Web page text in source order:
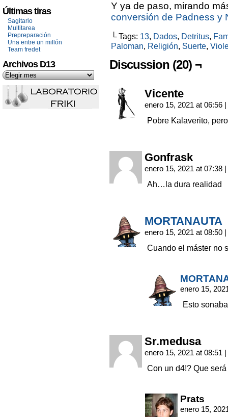
Últimas tiras
Sagitario
Multitarea
Prepreparación
Una entre un millón
Team fredet
Archivos D13
Y ya de paso, mirando
conversión de Padness y
└ Tags: 13, Dados, Detritus,
Paloman, Religión, Suerte,
Discussion (20) ¬
Vicente
enero 15, 2021 at 06:56 |
Pobre Kalaverito,
Gonfrask
enero 15, 2021 at 07:38 |
Ah…la dura realidad
MORTANAUTA
enero 15, 2021 at 08:50 |
Cuando el máster no
enero 15,
Esto
Sr.medusa
enero 15, 2021 at 08:51 |
Con un d4!? Que
Prats
enero 15,